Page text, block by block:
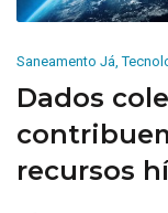
Saneamento Já ,
Dados
recursos